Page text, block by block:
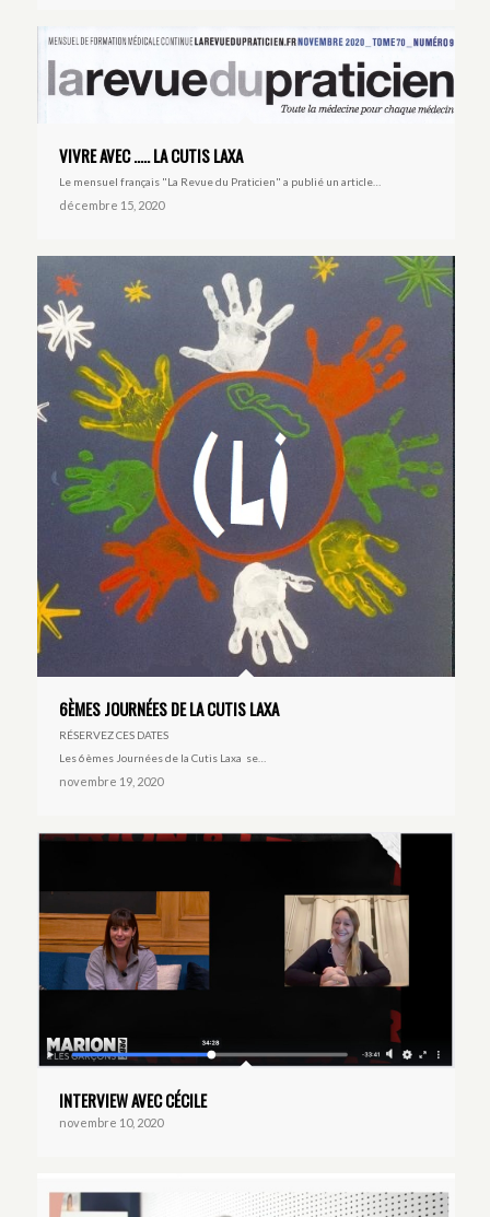
VIVRE AVEC ….. LA CUTIS LAXA
Le mensuel français "La Revue du Praticien" a publié un article…
décembre 15, 2020
6ÈMES JOURNÉES DE LA CUTIS LAXA
RÉSERVEZ CES DATES
Les 6èmes Journées de la Cutis Laxa se…
novembre 19, 2020
INTERVIEW AVEC CÉCILE
novembre 10, 2020